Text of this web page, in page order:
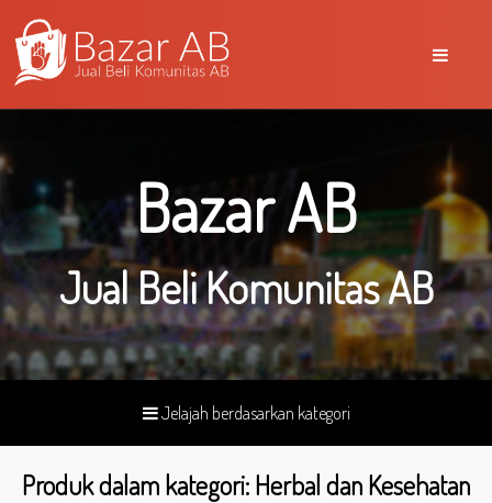
Bazar AB
Jual Beli Komunitas AB
Jelajah berdasarkan kategori
Produk dalam kategori: Herbal dan Kesehatan